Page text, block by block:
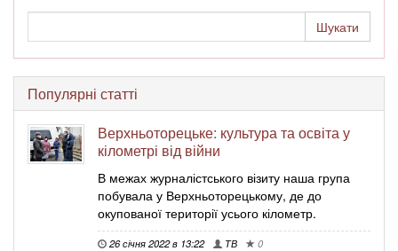
Популярні статті
Верхньоторецьке: культура та освіта у
кілометрі від війни
В межах журналістського візиту наша група
побувала у Верхньоторецькому, де до
окупованої території усього кілометр.
26 січня 2022 в 13:22 ТВ 0